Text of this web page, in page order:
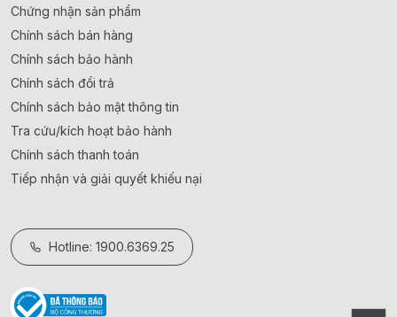
Chứng nhận sản phẩm
Chính sách bán hàng
Chính sách bảo hành
Chính sách đổi trả
Chính sách bảo mật thông tin
Tra cứu/kích hoạt bảo hành
Chính sách thanh toán
Tiếp nhận và giải quyết khiếu nại
Hotline: 1900.6369.25